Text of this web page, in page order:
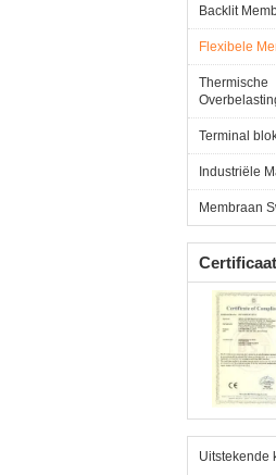
Backlit
Flexibele
Thermische
Terminal
Industriële
Membraan
Certificaat
Uitstekende